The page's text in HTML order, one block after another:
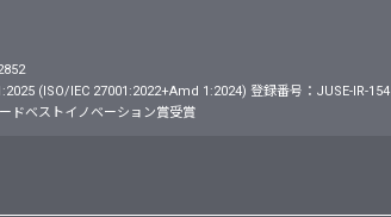
(ISO/IEC 27001:2022+Amd 1:2024) 登録番号：JUSE-IR-154
ドベストイノベーション賞受賞